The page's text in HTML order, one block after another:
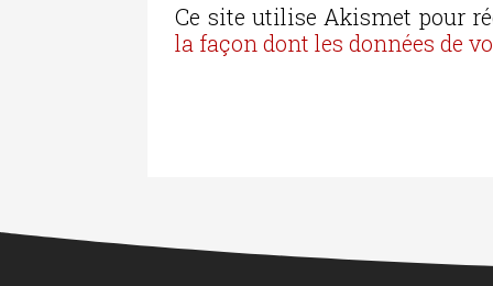
Ce site utilise Akismet pour
la façon dont les données de